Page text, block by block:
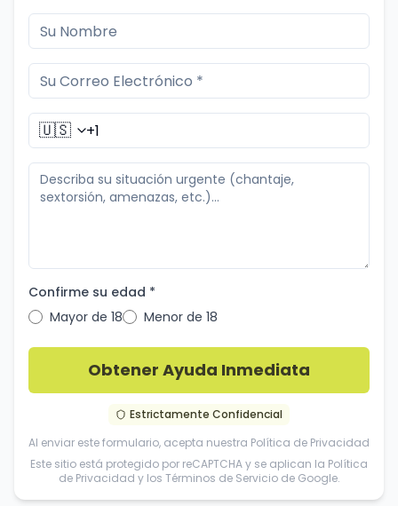
🇺🇸
Confirme su edad *
Mayor de 18
Menor de 18
Obtener Ayuda Inmediata
Estrictamente Confidencial
Al enviar este formulario, acepta nuestra Política de Privacidad
Este sitio está protegido por reCAPTCHA y se aplican la Política
de Privacidad y los Términos de Servicio de Google.